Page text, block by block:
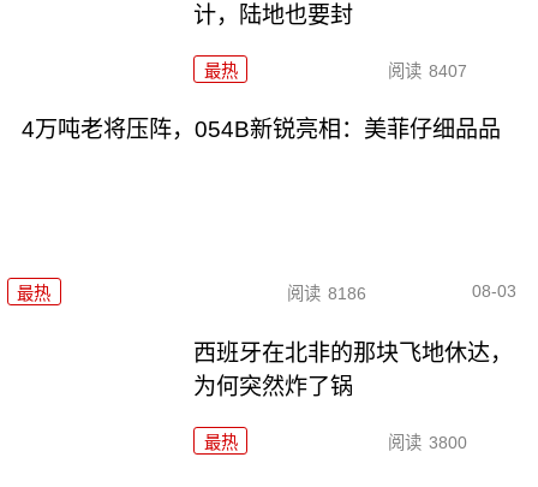
计，陆地也要封
最热 阅读 8407
4万吨老将压阵，054B新锐亮相：美菲仔细品品
最热 阅读 8186 08-03
西班牙在北非的那块飞地休达，
为何突然炸了锅
最热 阅读 3800